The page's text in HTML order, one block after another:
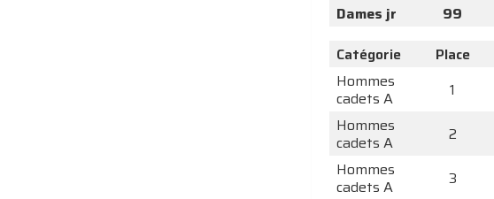
Dames jr
99
Catégorie
Place
Hommes
cadets A
1
Hommes
cadets A
2
Hommes
cadets A
3